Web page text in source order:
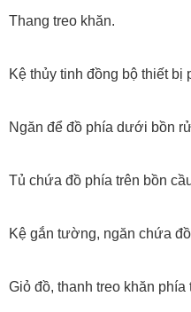
Thang treo khăn.
Kệ thủy tinh đồng bộ thiết bị
Ngăn để đồ phía dưới bồn
Tủ chứa đồ phía trên bồn
Kệ gắn tường, ngăn chứa
Giỏ đồ, thanh treo khăn phía